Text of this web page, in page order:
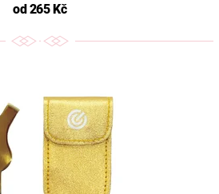
od265 Kč